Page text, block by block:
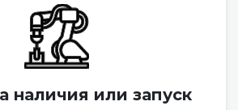
наличия или запуск